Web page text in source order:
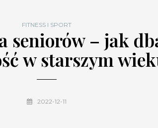
FITNESS I SPORT
seniorów – jak
w starszym
2022-12-11